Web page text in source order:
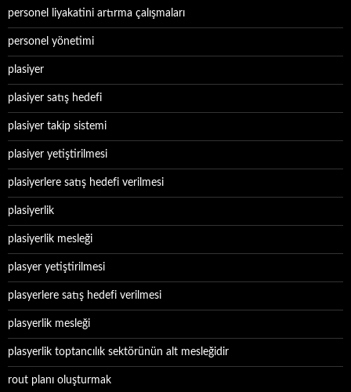
personel liyakatini artırma çalışmaları
personel yönetimi
plasiyer
plasiyer satış hedefi
plasiyer takip sistemi
plasiyer yetiştirilmesi
plasiyerlere satış hedefi verilmesi
plasiyerlik
plasiyerlik mesleği
plasyer yetiştirilmesi
plasyerlere satış hedefi verilmesi
plasyerlik mesleği
plasyerlik toptancılık sektörünün alt mesleğidir
rout planı oluşturmak